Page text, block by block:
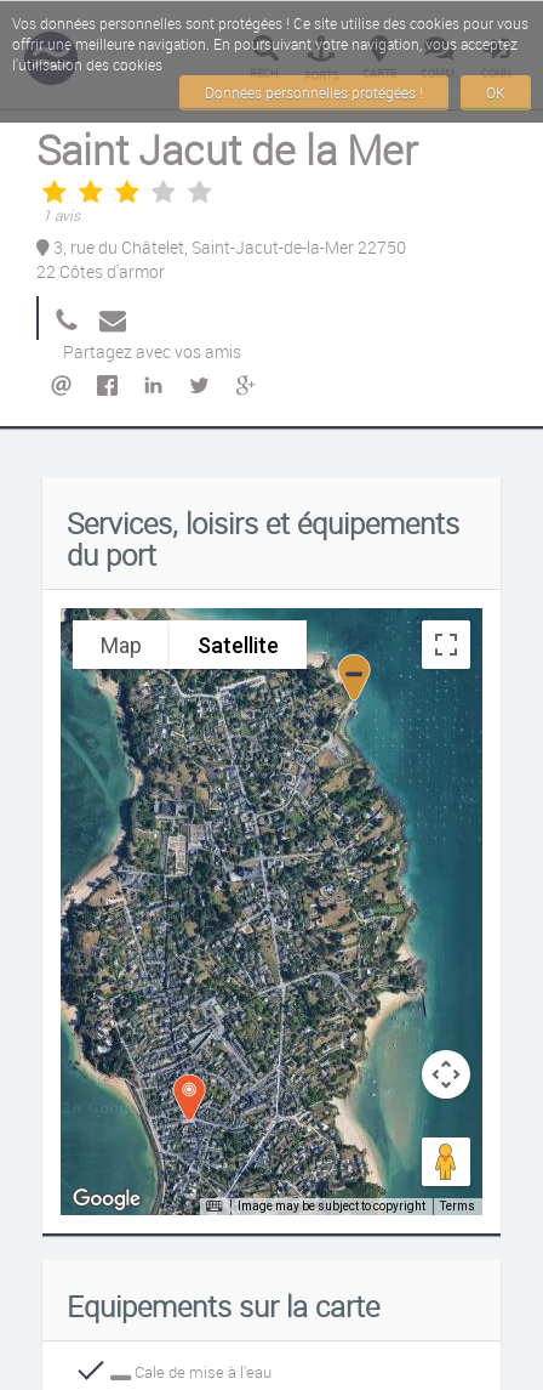
RECH. PORTS CARTE COMM. CONN.
Saint Jacut de la Mer
1 avis
3, rue du Châtelet, Saint-Jacut-de-la-Mer 22750
22 Côtes d'armor
Partagez avec vos amis
Services, loisirs et équipements
du port
Map Satellite
Image may be subject to copyright Terms
Equipements sur la carte
Cale de mise à l'eau
Vos données personnelles sont protégées ! Ce site utilise des cookies pour vous
offrir une meilleure navigation. En poursuivant votre navigation, vous acceptez
l'utilisation des cookies
OK
Données personnelles protégées !